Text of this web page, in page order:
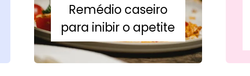
Remédio caseiro
para inibir o apetite